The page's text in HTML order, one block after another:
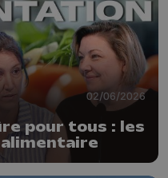
02/06/2026
pour tous : les